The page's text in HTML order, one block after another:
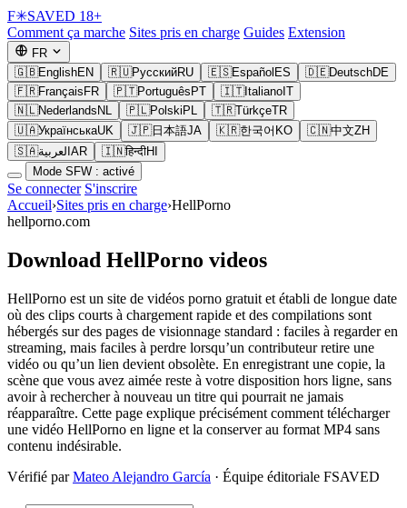
F✳SAVED 18+
Comment ça marche Sites pris en charge Guides Extension
FR
🇬🇧EnglishEN 🇷🇺РусскийRU 🇪🇸Español ES 🇩🇪DeutschDE
🇫🇷Français FR 🇵🇹Português PT 🇮🇹Italiano IT
🇳🇱Nederlands NL 🇵🇱Polski PL 🇹🇷TürkçeTR
🇺🇦УкраїнськаUK 🇯🇵日本語JA 🇰🇷한국어 KO 🇨🇳中文ZH
🇸🇦العربية AR 🇮🇳हिन्दीHI
Mode SFW : activé
Se connecter S'inscrire
Accueil›Sites pris en charge›HellPorno
hellporno.com
Download HellPorno videos
HellPorno est un site de vidéos porno gratuit et établi de longue date
où des clips courts à chargement rapide et des compilations sont
hébergés sur des pages de visionnage standard : faciles à regarder en
streaming, mais faciles à perdre lorsqu’un contributeur retire une
vidéo ou qu’un lien devient obsolète. En enregistrant une copie, la
scène que vous avez aimée reste à votre disposition hors ligne, sans
avoir à rechercher à nouveau un titre qui pourrait ne jamais
réapparaître. Cette page explique précisément comment télécharger
une vidéo HellPorno en ligne et la conserver au format MP4 sans
contenu indésirable.
Vérifié parMateo Alejandro García · Équipe éditoriale FSAVED